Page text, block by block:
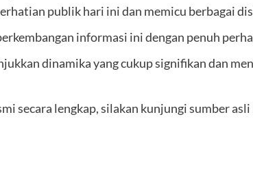
publik hari ini dan memicu berbagai
informasi ini dengan penuh
dinamika yang cukup signifikan dan
secara lengkap, silakan kunjungi sumber